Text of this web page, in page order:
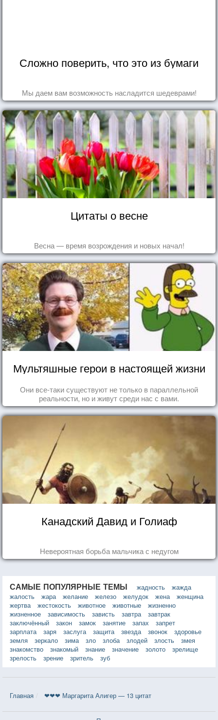
Сложно поверить, что это из бумаги
Мы даем вам возможность насладится шедеврами!
Цитаты о весне
Весна — время возрождения и новых начал!
Мультяшные герои в настоящей жизни
Они все-таки существуют не только в параллельной
реальности, но и живут среди нас с вами.
Канадский Давид и Голиаф
Невероятная борьба мальчика с недугом
САМЫЕ ПОПУЛЯРНЫЕ ТЕМЫ жадность
жажда
жалость
жара желание железо желудок жена
женщина
жертва
жестокость животное животные
жизненно
жизненное
зависимость зависть завтра
завтрак
заключённый
закон замок занятие запах
запрет
зарплата
заря заслуга защита звезда звонок
здоровье
земля
зеркало зима зло злоба злодей злость
змея
знакомство
знакомый знание значение золото
зрелище
зрелость
зрение зритель зуб
Главная ❤❤❤ Маргарита Алигер — 13 цитат